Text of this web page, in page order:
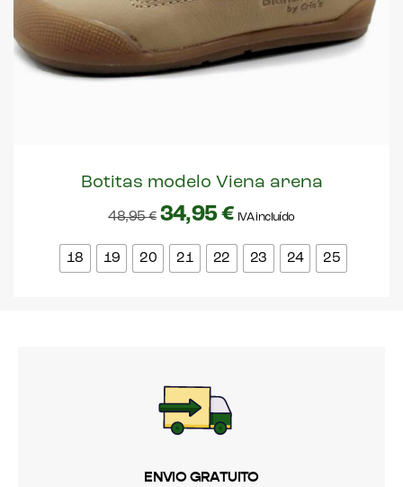
Botitas modelo Viena arena
48,95€ 34,95€ IVA incluído
18 19 20 21 22 23 24 25
ENVIO GRATUITO